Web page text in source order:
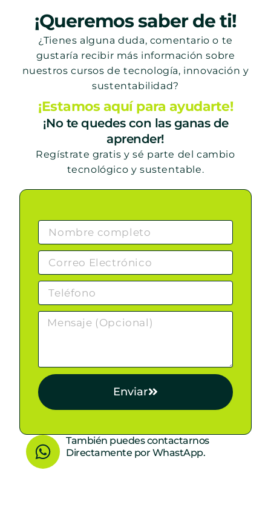
¡Queremos saber de ti!
¿Tienes alguna duda, comentario o te
gustaría recibir más información sobre
nuestros cursos de tecnología, innovación y
sustentabilidad?
¡Estamos aquí para ayudarte!
¡No te quedes con las ganas de
aprender!
Regístrate gratis y sé parte del cambio
tecnológico y sustentable.
Enviar
W
h
También puedes contactarnos
Directamente por WhastApp.